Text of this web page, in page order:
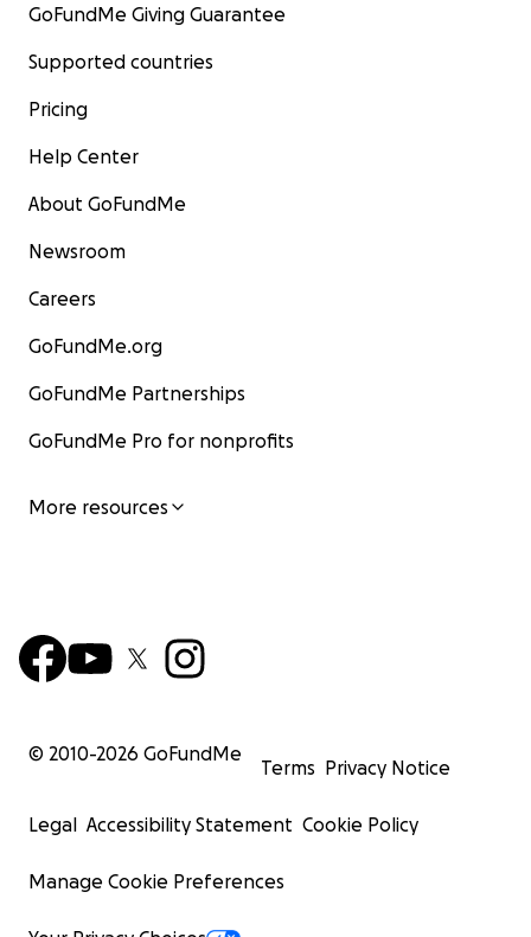
GoFundMe Giving Guarantee
Supported countries
Pricing
Help Center
About GoFundMe
Newsroom
Careers
GoFundMe.org
GoFundMe Partnerships
GoFundMe Pro for nonprofits
More resources
© 2010-2026 GoFundMe
Terms Privacy Notice
Legal Accessibility Statement Cookie Policy
Manage Cookie Preferences